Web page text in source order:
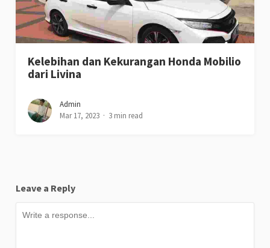
Kelebihan dan Kekurangan Honda Mobilio
dari Livina
Admin
Mar 17, 2023
3 min read
Leave a Reply